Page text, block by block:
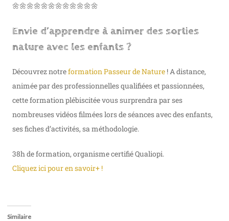
🌼🌼🌼🌼🌼🌼🌼🌼🌼🌼🌼🌼
Envie d’apprendre à animer des sorties
nature avec les enfants ?
Découvrez notreformation Passeur de Nature ! A distance,
animée par des professionnelles qualifiées et passionnées,
cette formation plébiscitée vous surprendra par ses
nombreuses vidéos filmées lors de séances avec des enfants,
ses fiches d’activités, sa méthodologie.
38h de formation, organisme certifié Qualiopi.
Cliquez ici pour en savoir+ !
Similaire